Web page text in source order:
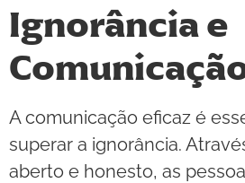
Ignorância e
A comunicação eficaz é
superar a ignorância.
aberto e honesto, as